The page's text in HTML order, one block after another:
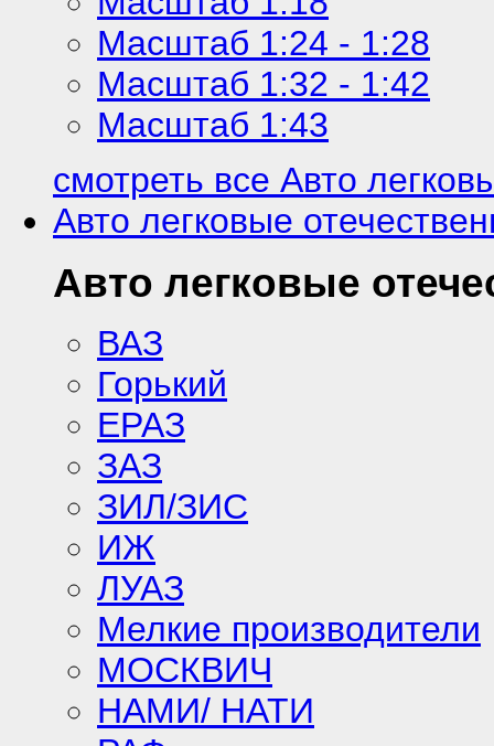
Масштаб 1:24 - 1:28
Масштаб 1:32 - 1:42
Масштаб 1:43
смотреть все Авто
Авто легковые
Авто легковые
ВАЗ
Горький
ЕРАЗ
ЗАЗ
ЗИЛ/ЗИС
ИЖ
ЛУАЗ
Мелкие производители
МОСКВИЧ
НАМИ/ НАТИ